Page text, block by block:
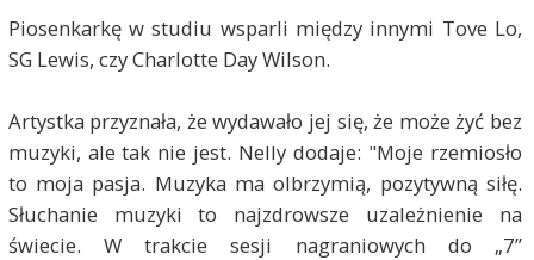
Piosenkarkę w studiu wsparli między innymi Tove Lo,
SG Lewis, czy Charlotte Day Wilson.
Artystka przyznała, że wydawało jej się, że może żyć bez
muzyki, ale tak nie jest. Nelly dodaje: "Moje rzemiosło
to moja pasja. Muzyka ma olbrzymią, pozytywną siłę.
Słuchanie muzyki to najzdrowsze uzależnienie na
świecie. W trakcie sesji nagraniowych do „7”